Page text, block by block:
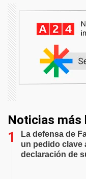
Noticias más
La defensa de
un pedido clave
declaración de